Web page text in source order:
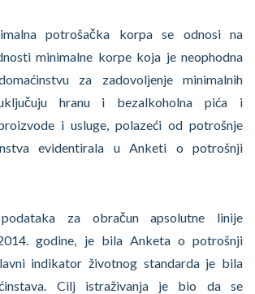
potrošačka korpa se odnosi na
minimalne korpe koja je neophodna
za zadovoljenje minimalnih
hranu i bezalkoholna pića i
i usluge, polazeći od potrošnje
evidentirala u Anketi o potrošnji
za obračun apsolutne linije
godine, je bila Anketa o potrošnji
indikator životnog standarda je bila
Cilj istraživanja je bio da se